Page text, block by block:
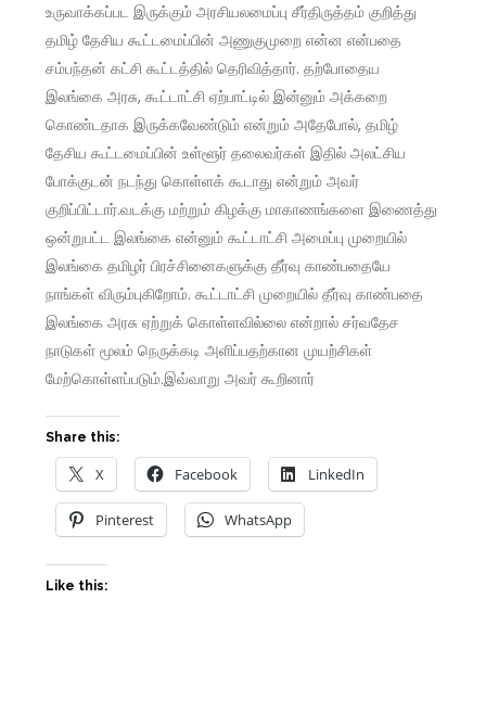
உருவாக்கப்பட இருக்கும் அரசியலமைப்பு சீர்திருத்தம் குறித்து
தமிழ் தேசிய கூட்டமைப்பின் அணுகுமுறை என்ன என்பதை
சம்பந்தன் கட்சி கூட்டத்தில் தெரிவித்தார். தற்போதைய
இலங்கை அரசு, கூட்டாட்சி ஏற்பாட்டில் இன்னும் அக்கறை
கொண்டதாக இருக்கவேண்டும் என்றும் அதேபோல், தமிழ்
தேசிய கூட்டமைப்பின் உள்ளூர் தலைவர்கள் இதில் அலட்சிய
போக்குடன் நடந்து கொள்ளக் கூடாது என்றும் அவர்
குறிப்பிட்டார்.வடக்கு மற்றும் கிழக்கு மாகாணங்களை இணைத்து
ஒன்றுபட்ட இலங்கை என்னும் கூட்டாட்சி அமைப்பு முறையில்
இலங்கை தமிழர் பிரச்சினைகளுக்கு தீர்வு காண்பதையே
நாங்கள் விரும்புகிறோம். கூட்டாட்சி முறையில் தீர்வு காண்பதை
இலங்கை அரசு ஏற்றுக் கொள்ளவில்லை என்றால் சர்வதேச
நாடுகள் மூலம் நெருக்கடி அளிப்பதற்கான முயற்சிகள்
மேற்கொள்ளப்படும்.இவ்வாறு அவர் கூறினார்
Share this:
X Facebook LinkedIn
Pinterest WhatsApp
Like this: